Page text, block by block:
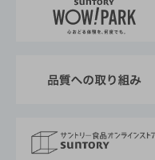
地域情報
サントリーサンバー
サントリーが考え
企業概要
採用情報